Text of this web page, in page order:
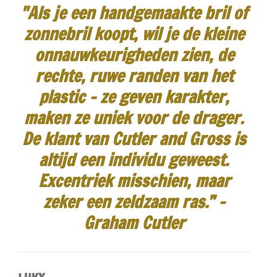
"Als je een handgemaakte bril of
zonnebril koopt, wil je de kleine
onnauwkeurigheden zien, de
rechte, ruwe randen van het
plastic - ze geven karakter,
maken ze uniek voor de drager.
De klant van Cutler and Gross is
altijd een individu geweest.
Excentriek misschien, maar
zeker een zeldzaam ras.” -
Graham Cutler